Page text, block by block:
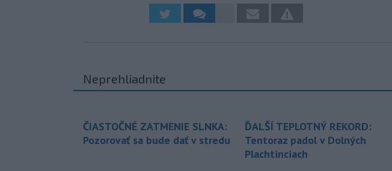
Neprehliadnite
ČIASTOČNÉ ZATMENIE SLNKA:
Pozorovať sa bude dať v stredu
ĎALŠÍ TEPLOTNÝ REKORD:
Tentoraz padol v Dolných
Plachtinciach